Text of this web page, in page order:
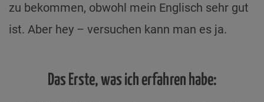
zu bekommen, obwohl mein Englisch sehr gut
ist. Aber hey – versuchen kann man es ja.
Das Erste, was ich erfahren habe: